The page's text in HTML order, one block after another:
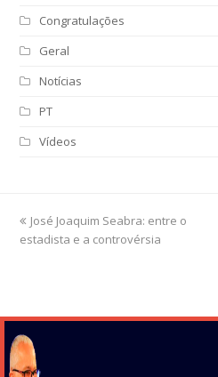
Congratulações
Geral
Notícias
PT
Vídeos
previous
post:
José Joaquim Seabra: entre o
estadista e a controvérsia